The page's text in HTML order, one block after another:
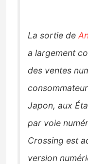
La sortie de
a largement
des ventes
Japon, aux
par voie
Crossing est
version